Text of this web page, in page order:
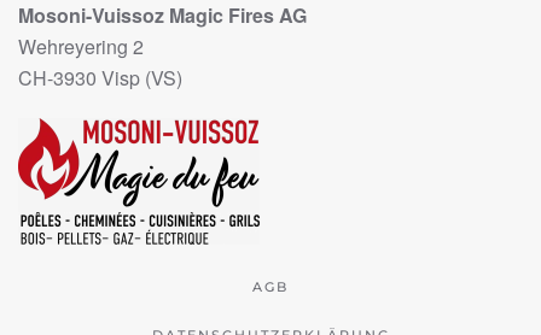
Mosoni-Vuissoz Magic Fires AG
Wehreyering 2
CH-3930 Visp (VS)
AGB